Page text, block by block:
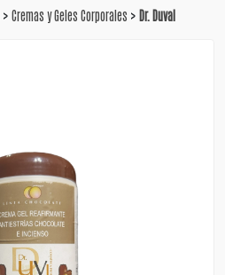
> Cremas y Geles Corporales > Dr. Duval